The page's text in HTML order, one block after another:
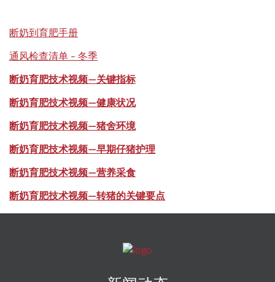
断奶到育肥手册
通风检查清单 – 冬季
断奶育肥技术视频—关键指标
断奶育肥技术视频—健康状况
断奶育肥技术视频—猪舍环境
断奶育肥技术视频—早期仔猪护理
断奶育肥技术视频—营养采食
断奶育肥技术视频—转猪的关键要点